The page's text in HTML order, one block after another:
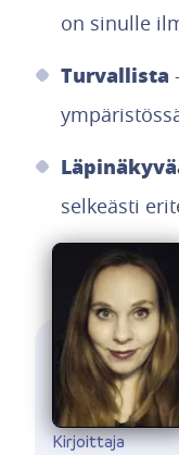
on sinulle
Turvallista
selkeästi
Kirjoittaja